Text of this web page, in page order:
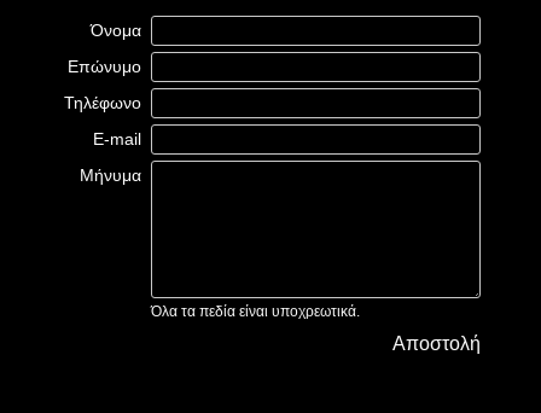
Όνομα
Επώνυμο
Τηλέφωνο
E-mail
Μήνυμα
Όλα τα πεδία είναι υποχρεωτικά.
Αποστολή